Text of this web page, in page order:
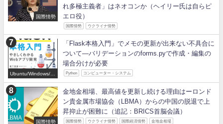
国際情勢
れ多極主義者」はネオコンか（ヘイリー氏は自らピ
エロ役）
国際情勢 ウクライナ情勢
Ubuntu/Windows/P
「Flask本格入門」でメモの更新が出来ない不具合に
ついて―バリデーションのforms.pyで作成・編集の
場合分けが必要
Python コンピューター・システム
国際情勢
金地金相場、最高値を更新し続ける理由はーロンド
ン貴金属市場協会（LBMA）からの中国の脱退で上
昇抑止が困難に（追記：BRICS首脳会議）
国際情勢 ウクライナ情勢 国際経済情勢 金地金相場